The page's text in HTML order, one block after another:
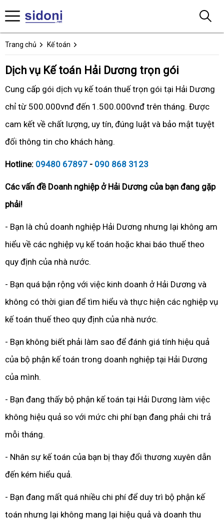
Trang chủ Kế toán
Dịch vụ Kế toán Hải Dương trọn gói
Cung cấp gói dịch vụ kế toán thuế trọn gói tại Hải Dương
chỉ từ 500.000vnđ đến 1.500.000vnđ trên tháng. Được
cam kết về chất lượng, uy tín, đúng luật và bảo mật tuyệt
đối thông tin cho khách hàng.
Hotline: 09480 67897 - 090 868 3123
Các vấn đề Doanh nghiệp ở Hải Dương của bạn đang gặp
phải!
- Bạn là chủ doanh nghiệp Hải Dương nhưng lại không am
hiểu về các nghiệp vụ kế toán hoặc khai báo thuế theo
quy định của nhà nước.
- Bạn quá bận rộng với việc kinh doanh ở Hải Dương và
không có thời gian để tìm hiểu và thực hiện các nghiệp vụ
kế toán thuế theo quy định của nhà nước.
- Bạn không biết phải làm sao để đánh giá tính hiệu quả
của bộ phận kế toán trong doanh nghiệp tại Hải Dương
của mình.
- Bạn đang thấy bộ phận kế toán tại Hải Dương làm việc
không hiệu quả so với mức chi phí bạn đang phải chi trả
mỗi tháng.
- Nhân sự kế toán của bạn bị thay đổi thương xuyên dẫn
đến kém hiểu quả.
- Bạn đang mất quá nhiều chi phí để duy trì bộ phận kế
toán nhưng lại không mang lại hiệu quả và doanh thu